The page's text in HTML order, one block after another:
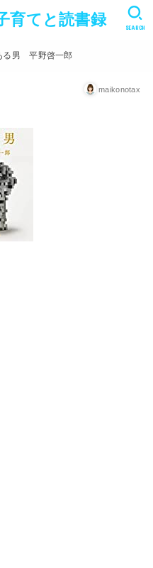
育てと読書録 SEARCH
る男 平野啓一郎
maikonotax